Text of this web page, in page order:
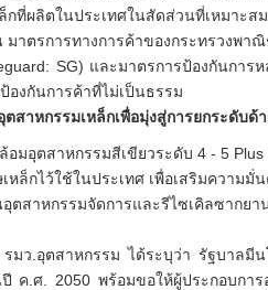
กที่ผลิตในประเทศในสัดส่วนที่เหมาะส
าตรการทางการค้าของกระทรวงพา
SG) และมาตรการป้องกันการ
องกันการค้าที่ไม่เป็นธรรม
สาหกรรมเหล็กเพื่อมุ่งสู่การยกระดับด้
อมอุตสาหกรรมสีเขียวระดับ 4 - 5
เหล็กไว้ใช้ในประเทศ เพื่อเสริมความ
ตสาหกรรมจัดการและรีไซเคิลซากยา
มว.อุตสาหกรรม ได้ระบุว่า รัฐบาลมี
ปี ค.ศ. 2050 พร้อมขอให้ผู้ประกอบกา